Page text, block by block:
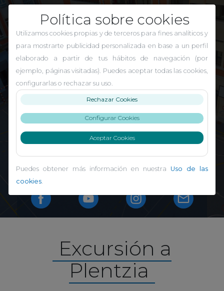
Política sobre cookies
Utilizamos cookies propias y de terceros para fines analíticos y
para mostrarte publicidad personalizada en base a un perfil
elaborado a partir de tus hábitos de navegación (por
ejemplo, páginas visitadas). Puedes aceptar todas las cookies,
configurarlas o rechazar su uso.
Rechazar Cookies
Configurar Cookies
Aceptar Cookies
Puedes obtener más información en nuestra Uso de las
cookies
El Carmen Indautxu
Excursión a
Plentzia